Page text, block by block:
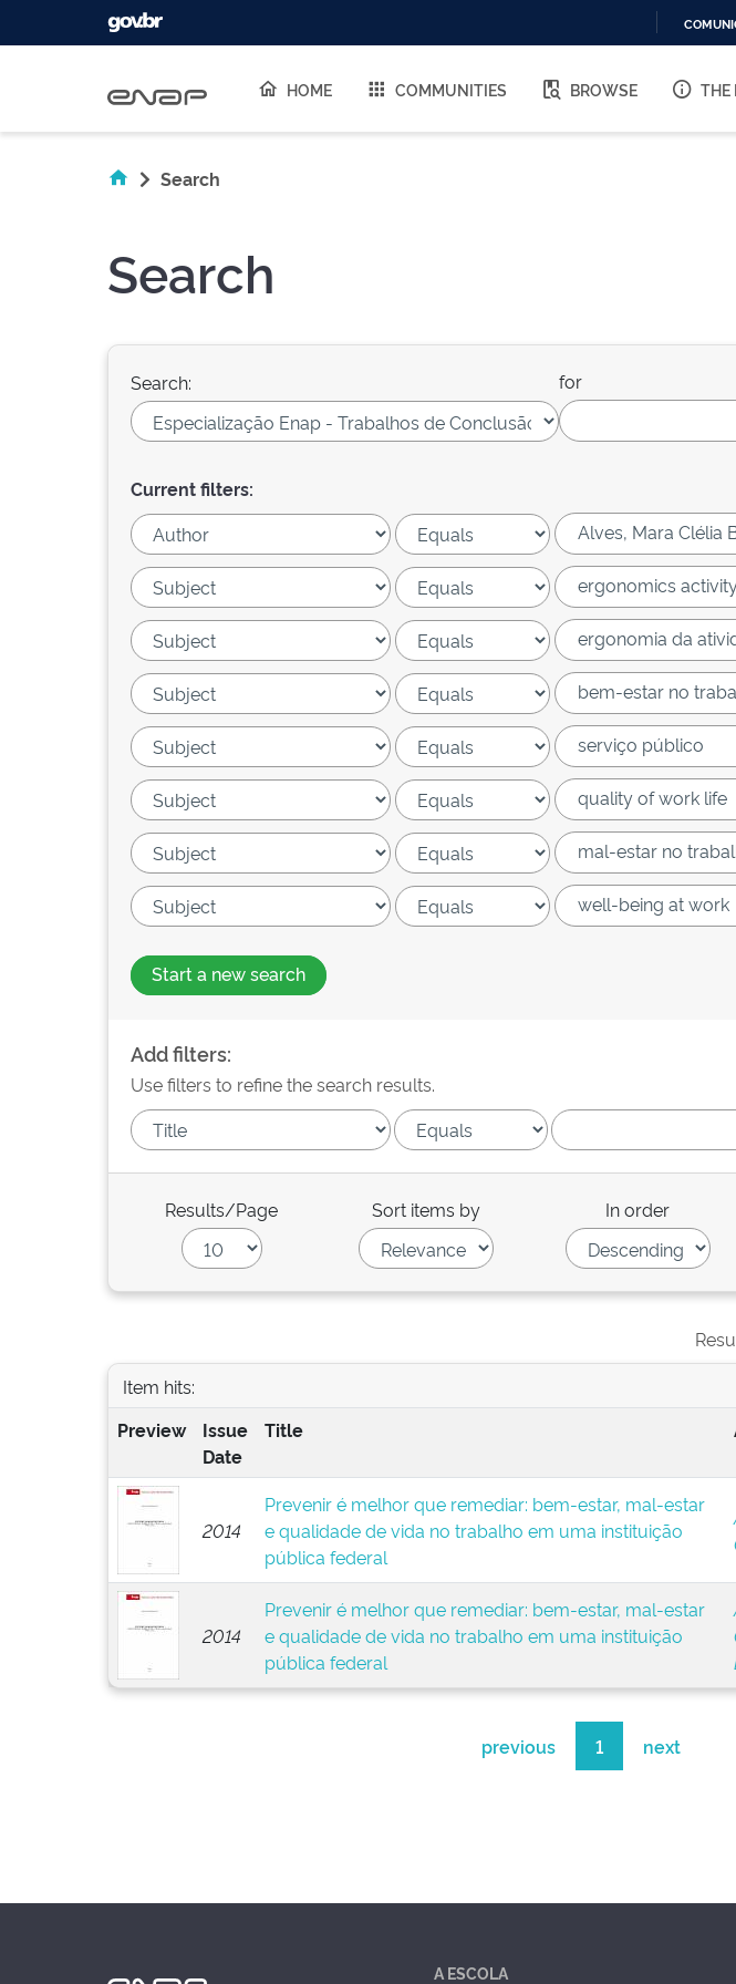
HOME COMMUNITIES BROWSE THE
Search
Search
Search: for
Current filters:
Start a new search
Add filters:
Use filters to refine the search results.
Results/Page Sort items by In order
Item hits:
Preview
Issue
Date
Title
2014
Prevenir é melhor que remediar: bem-estar, mal-estar
e qualidade de vida no trabalho em uma instituição
pública federal
2014
Prevenir é melhor que remediar: bem-estar, mal-estar
e qualidade de vida no trabalho em uma instituição
pública federal
previous 1 next
A ESCOLA